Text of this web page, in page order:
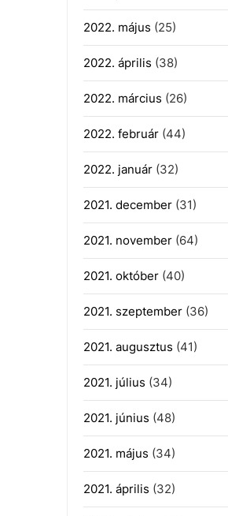
2022. május (25)
2022. április (38)
2022. március (26)
2022. február(44)
2022. január(32)
2021. december(31)
2021. november(64)
2021. október(40)
2021. szeptember(36)
2021. augusztus (41)
2021. július (34)
2021. június (48)
2021. május (34)
2021. április (32)